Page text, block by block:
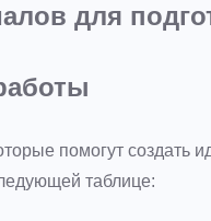
для
помогут создать
таблице: